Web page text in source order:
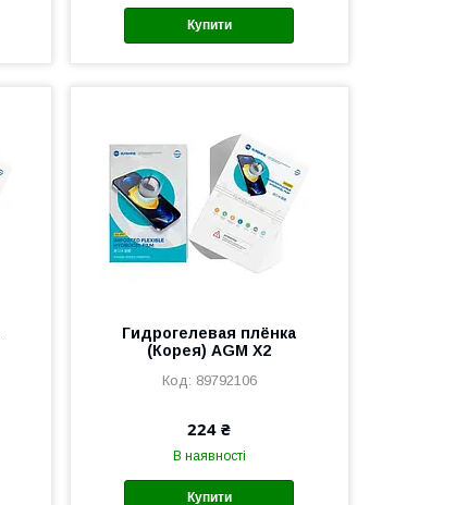
Купити
Гидрогелевая плёнка
(Корея) AGM X2
89792106
224 ₴
В наявності
Купити